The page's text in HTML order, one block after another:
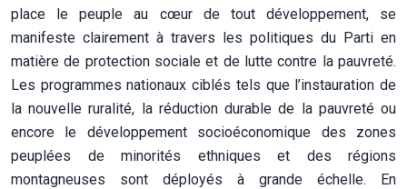
place le peuple au cœur de tout développement, se
manifeste clairement à travers les politiques du Parti en
matière de protection sociale et de lutte contre la pauvreté.
Les programmes nationaux ciblés tels que l’instauration de
la nouvelle ruralité, la réduction durable de la pauvreté ou
encore le développement socioéconomique des zones
peuplées de minorités ethniques et des régions
montagneuses sont déployés à grande échelle. En